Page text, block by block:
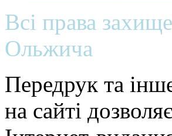
Всі права
Ольжича
Передрук та
на сайті